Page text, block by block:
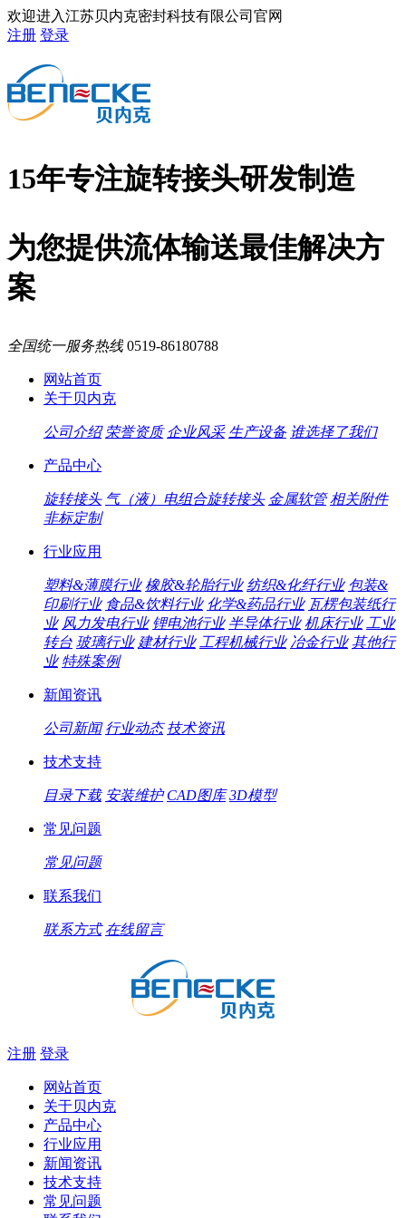
欢迎进入江苏贝内克密封科技有限公司官网
注册 登录
15年专注旋转接头研发制造
为您提供流体输送最佳解决方
案
全国统一服务热线0519-86180788
网站首页
关于贝内克
公司介绍 荣誉资质 企业风采 生产设备 谁选择了我们
产品中心
旋转接头 气（液）电组合旋转接头 金属软管 相关附件
非标定制
行业应用
塑料&薄膜行业 橡胶&轮胎行业 纺织&化纤行业 包装&
印刷行业 食品&饮料行业 化学&药品行业 瓦楞包装纸行
业 风力发电行业 锂电池行业 半导体行业 机床行业 工业
转台 玻璃行业 建材行业 工程机械行业 冶金行业 其他行
业 特殊案例
新闻资讯
公司新闻 行业动态 技术资讯
技术支持
目录下载 安装维护 CAD图库 3D模型
常见问题
常见问题
联系我们
联系方式 在线留言
注册 登录
网站首页
关于贝内克
产品中心
行业应用
新闻资讯
技术支持
常见问题